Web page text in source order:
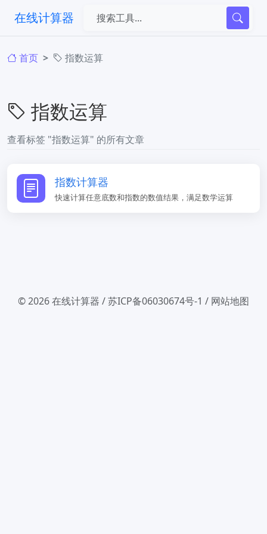
在线计算器
首页 指数运算
指数运算
查看标签 "指数运算" 的所有文章
指数计算器
快速计算任意底数和指数的数值结果，满足数学运算
© 2026在线计算器 /苏ICP备06030674号-1 / 网站地图